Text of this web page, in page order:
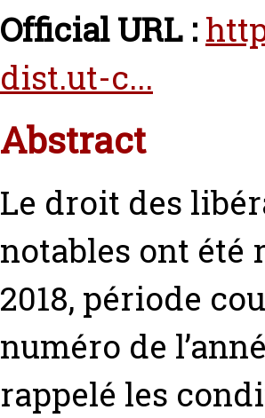
Official URL :
dist.ut-c...
Abstract
Le droit des
notables ont été
2018, période
numéro de
rappelé les